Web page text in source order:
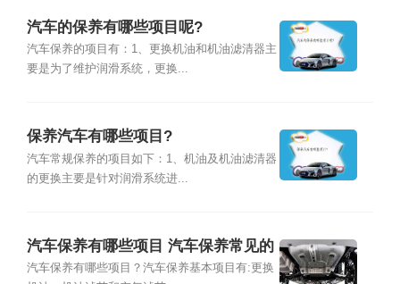
汽车的保养有哪些项目呢?
汽车保养的项目有：1、更换机油和机油滤清器主
要是为了维护润滑系统，更换...
保养汽车有哪些项目?
汽车常规保养的项目如下：1、机油及机油滤清器
的更换主要是针对润滑系统进...
汽车保养有哪些项目 汽车保养常见的
保养项目
汽车保养有哪些项目？汽车保养基本项目有:更换